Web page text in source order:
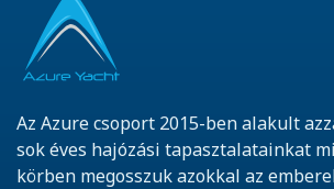
Az Azure csoport 2015-ben alakult
sok éves hajózási tapasztalatainkat
körben megosszuk azokkal az